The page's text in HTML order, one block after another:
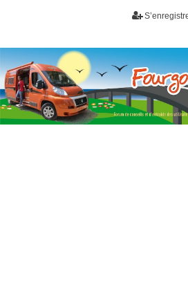
Fourgon-plaisir.com
Forum de conseils et d'entraide des
aménagés, vans et de camping-car.